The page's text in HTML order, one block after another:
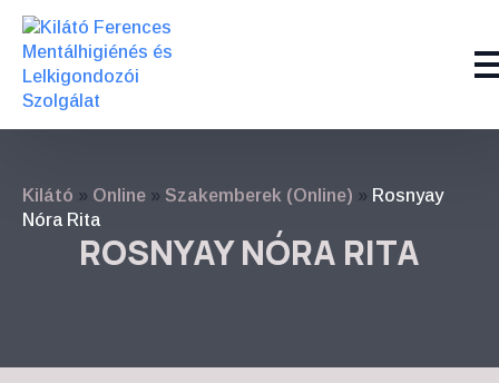
Kilátó » Online » Szakemberek (Online) » Rosnyay
Nóra Rita
ROSNYAY NÓRA RITA